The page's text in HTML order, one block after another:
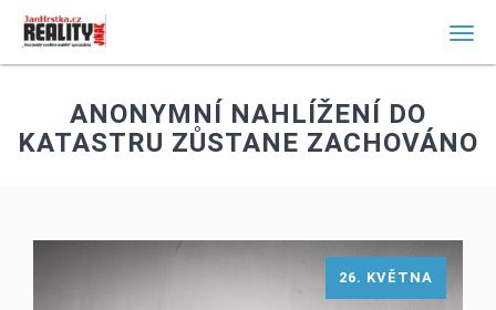
ANONYMNÍ NAHLÍŽENÍ DO
KATASTRU ZŮSTANE ZACHOVÁNO
26. KVĚTNA